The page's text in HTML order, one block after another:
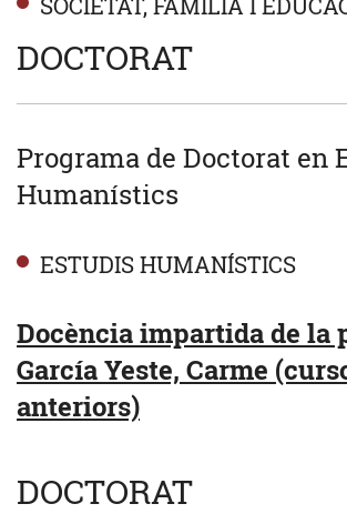
DOCTORAT
Programa de Doctorat en
Humanístics
ESTUDIS HUMANÍSTICS
Docència impartida de la
García Yeste, Carme
anteriors)
DOCTORAT